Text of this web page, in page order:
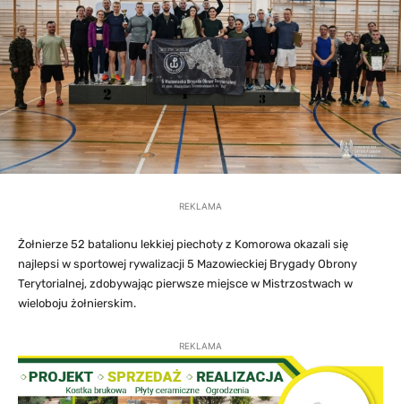
REKLAMA
Żołnierze 52 batalionu lekkiej piechoty z Komorowa okazali się
najlepsi w sportowej rywalizacji 5 Mazowieckiej Brygady Obrony
Terytorialnej, zdobywając pierwsze miejsce w Mistrzostwach w
wieloboju żołnierskim.
REKLAMA